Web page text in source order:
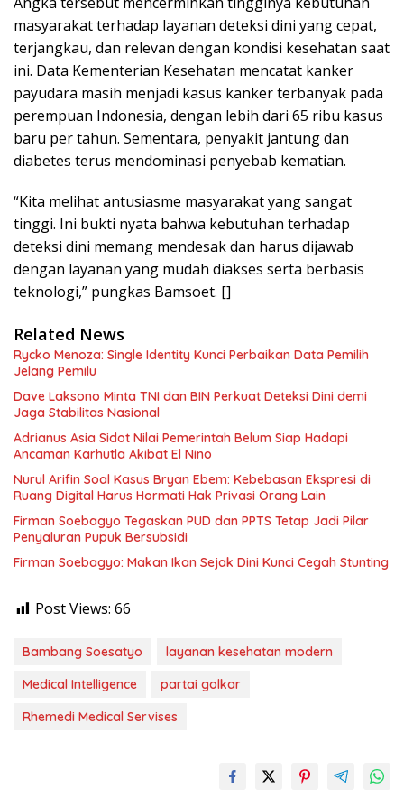
masyarakat terhadap layanan deteksi dini yang cepat,
terjangkau, dan relevan dengan kondisi kesehatan saat
ini. Data Kementerian Kesehatan mencatat kanker
payudara masih menjadi kasus kanker terbanyak pada
perempuan Indonesia, dengan lebih dari 65 ribu kasus
baru per tahun. Sementara, penyakit jantung dan
diabetes terus mendominasi penyebab kematian.
“Kita melihat antusiasme masyarakat yang sangat
tinggi. Ini bukti nyata bahwa kebutuhan terhadap
deteksi dini memang mendesak dan harus dijawab
dengan layanan yang mudah diakses serta berbasis
teknologi,” pungkas Bamsoet. []
Related News
Rycko Menoza: Single Identity Kunci Perbaikan Data Pemilih
Jelang Pemilu
Dave Laksono Minta TNI dan BIN Perkuat Deteksi Dini demi
Jaga Stabilitas Nasional
Adrianus Asia Sidot Nilai Pemerintah Belum Siap Hadapi
Ancaman Karhutla Akibat El Nino
Nurul Arifin Soal Kasus Bryan Ebem: Kebebasan Ekspresi di
Ruang Digital Harus Hormati Hak Privasi Orang Lain
Firman Soebagyo Tegaskan PUD dan PPTS Tetap Jadi Pilar
Penyaluran Pupuk Bersubsidi
Firman Soebagyo: Makan Ikan Sejak Dini Kunci Cegah Stunting
Post Views: 66
Bambang Soesatyo
layanan kesehatan modern
Medical Intelligence
partai golkar
Rhemedi Medical Servises